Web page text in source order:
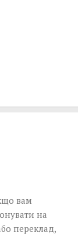
вам
на
переклад,